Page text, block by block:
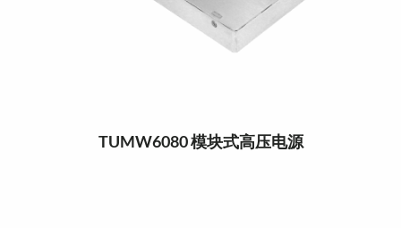
TUMW6080 模块式高压电源